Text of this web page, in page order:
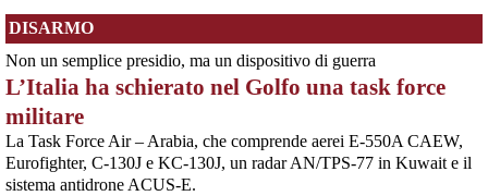
Helsinki, mobilitazione contro il riarmo europeo: “Welfare, not warfare”Anche
in Finlandia, oggi 14 giugno 2026, cittadini e organizzazioni pacifiste stanno
scendendo in piazza contro il riarmo, in collegamento con le proteste in
tutta Europa (Madrid, Bruxelles e altre città)
[News] Oggi in Spagna mobilitazione contro il riarmo, in questi minuti sta
Oggi in Spagna mobilitazione contro il riarmo e il militarismoSi è svolta
oggi, 14 giugno 2026, a Madrid la manifestazione indetta dall'Assemblea
Internazionalista di Madrid con il titolo "Contro il riarmo e la guerra
imperialista". I partecipanti si sono radunati in Plaza de Atoc
DISARMO
Non un semplice presidio, ma un dispositivo di guerra
L’Italia ha schierato nel Golfo una task force
militare
La Task Force Air – Arabia, che comprende aerei E-550A CAEW,
Eurofighter, C-130J e KC-130J, un radar AN/TPS-77 in Kuwait e il
sistema antidrone ACUS-E.